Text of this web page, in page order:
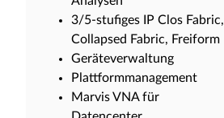
3/5-stufiges IP Clos Fabric,
Collapsed Fabric, Freiform
Geräteverwaltung
Plattformmanagement
Marvis VNA für